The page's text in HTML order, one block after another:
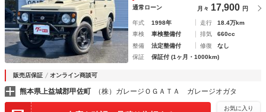
通常ローン 月々 17,900 円
年式 1998年 走行
18.4万km
車検
車検整備付 排気
660cc
整備
法定整備付 修復
なし
保証
保証付 (1ヶ月・1000km)
販売店保証 オンライン商談可
熊本県上益城郡甲佐町 （株）ガレージＯＧＡＴＡ ガレージオガタ
お気に入り